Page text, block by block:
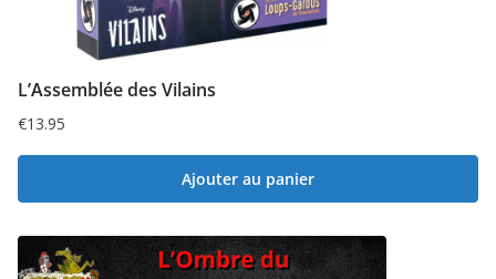
L’Assemblée des Vilains
€13.95
Ajouter au panier